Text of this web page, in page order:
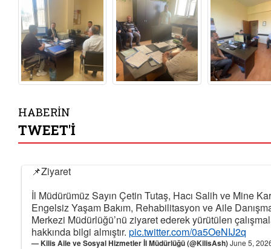
HABERİN
TWEET'İ
📌Ziyaret
İl Müdürümüz Sayın Çetin Tutaş, Hacı Salih ve Mine
Engelsiz Yaşam Bakım, Rehabilitasyon ve Aile
Merkezi Müdürlüğü’nü ziyaret ederek yürütülen
hakkında bilgi almıştır. pic.twitter.com/0a5OeNIJ2q
— Kilis Aile ve Sosyal Hizmetler İl Müdürlüğü (@KilisAsh)June 5,